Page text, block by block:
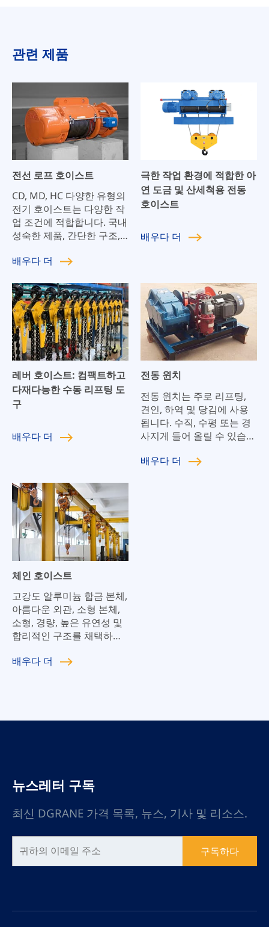
관련 제품
전선 로프 호이스트
CD, MD, HC 다양한 유형의
전기 호이스트는 다양한 작
업 조건에 적합합니다. 국내
성숙한 제품, 간단한 구조,
수, 긴 기계적 수명, 쉬운 유
배우다 더
극한 작업 환경에 적합한 아
연 도금 및 산세척용 전동
호이스트
배우다 더
레버 호이스트: 컴팩트하고
다재다능한 수동 리프팅 도
구
배우다 더
전동 윈치
전동 윈치는 주로 리프팅,
견인, 하역 및 당김에 사용
됩니다. 수직, 수평 또는 경
사지게 들어 올릴 수 있습니
배우다 더
체인 호이스트
고강도 알루미늄 합금 본체,
아름다운 외관, 소형 본체,
소형, 경량, 높은 유연성 및
합리적인 구조를 채택하십
배우다 더
뉴스레터 구독
최신 DGRANE 가격 목록, 뉴스, 기사 및 리소스.
구독하다